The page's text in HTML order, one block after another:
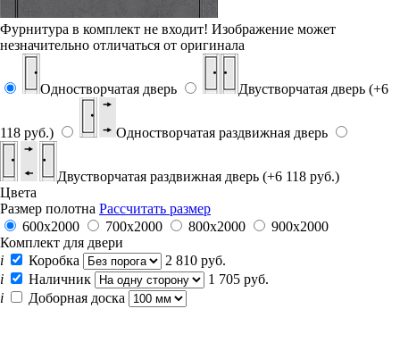
Фурнитура в комплект не входит! Изображение может
незначительно отличаться от оригинала
Одностворчатая дверь Двустворчатая дверь (+6
118 руб.) Одностворчатая раздвижная дверь
Двустворчатая раздвижная дверь (+6 118 руб.)
Цвета
Размер полотна Рассчитать размер
600x2000
700x2000 800x2000
900x2000
Комплект для двери
i
Коробка
2 810 руб.
i
Наличник
1 705 руб.
i
Доборная доска